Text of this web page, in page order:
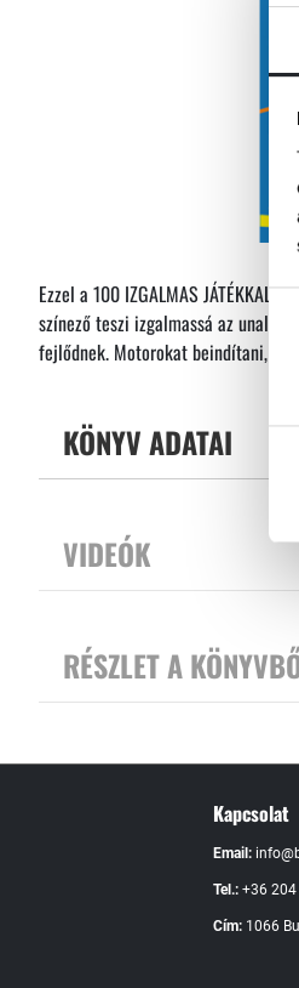
Ezzel a 100 IZGALMAS JÁTÉKKAL
színező teszi izgalmassá az
fejlődnek. Motorokat beindítani,
KÖNYV ADATAI
VIDEÓK
RÉSZLET A
Kapcsolat
Email:
Tel.: +36
Cím: 1066